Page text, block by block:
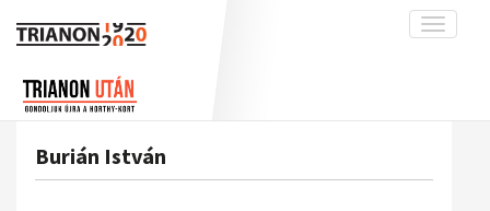
Toggle
Burián István